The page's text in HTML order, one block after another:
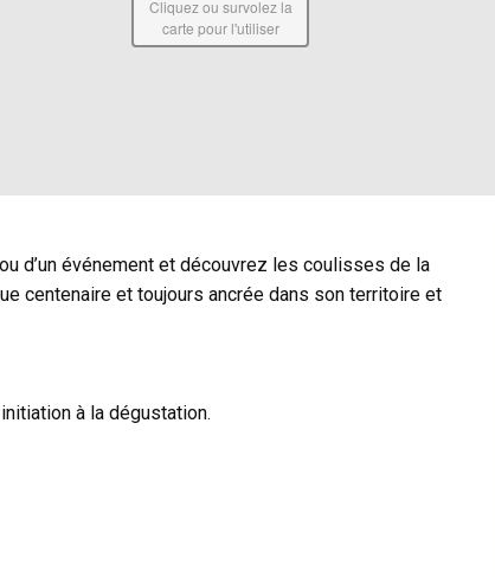
Cliquez ou survolez la
carte pour l'utiliser
d’un événement et découvrez les coulisses de la
centenaire et toujours ancrée dans son territoire et
à la dégustation.